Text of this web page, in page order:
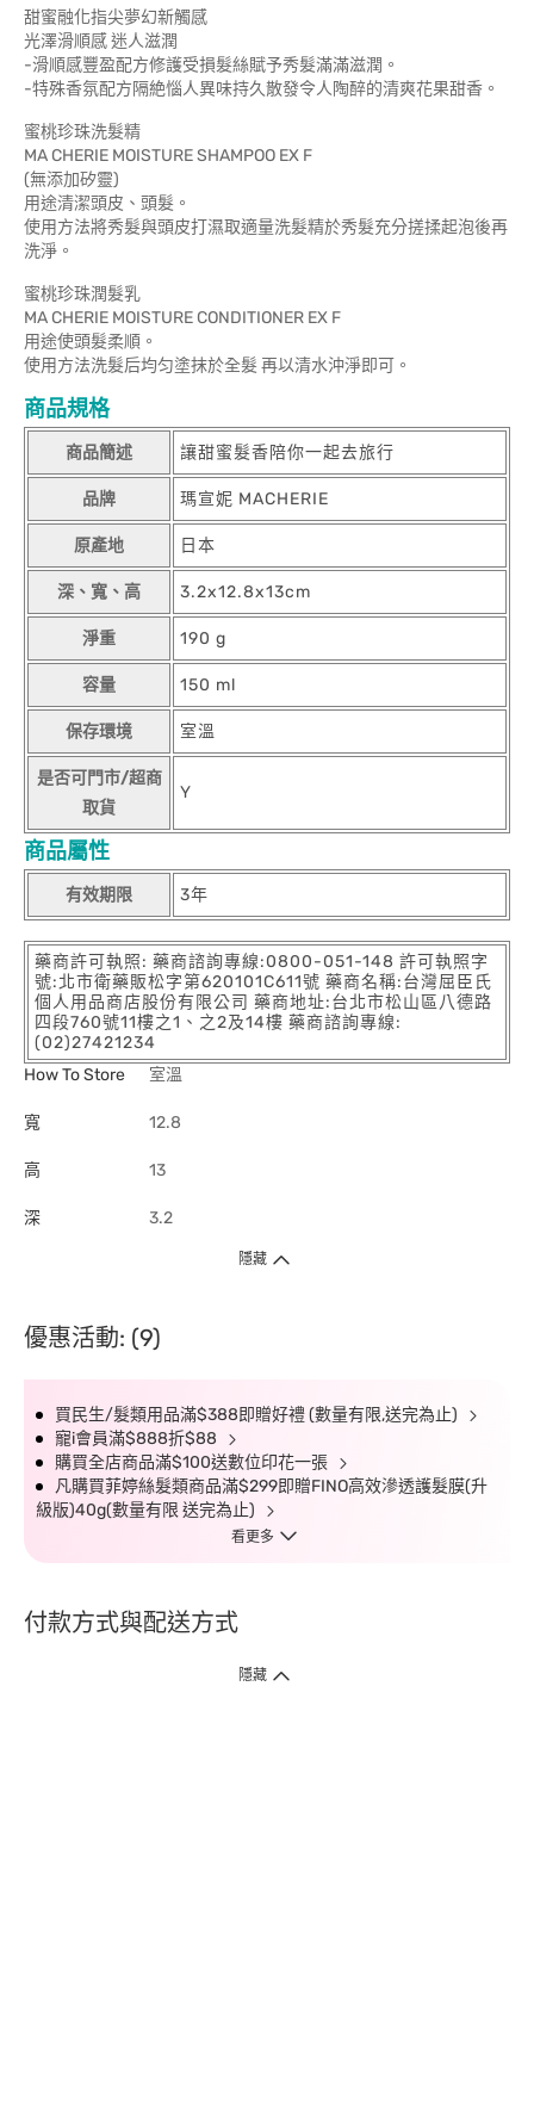
甜蜜融化指尖夢幻新觸感
光澤滑順感 迷人滋潤
-滑順感豐盈配方修護受損髮絲賦予秀髮滿滿滋潤。
-特殊香氛配方隔絶惱人異味持久散發令人陶醉的清爽花果甜香。
蜜桃珍珠洗髮精
MA CHERIE MOISTURE SHAMPOO EX F
(無添加矽靈)
用途清潔頭皮、頭髮。
使用方法將秀髮與頭皮打濕取適量洗髮精於秀髮充分搓揉起泡後再
洗淨。
蜜桃珍珠潤髮乳
MA CHERIE MOISTURE CONDITIONER EX F
用途使頭髮柔順。
使用方法洗髮后均匀塗抹於全髮 再以清水沖淨即可。
商品規格
商品簡述 讓甜蜜髮香陪你一起去旅行
品牌 瑪宣妮 MACHERIE
原產地 日本
深、寬、高 3.2x12.8x13cm
淨重 190 g
容量 150 ml
保存環境 室溫
是否可門市/超商
取貨
Y
商品屬性
有效期限 3年
藥商許可執照: 藥商諮詢專線:0800-051-148 許可執照字
號:北市衛藥販松字第620101C611號 藥商名稱:台灣屈臣氏
個人用品商店股份有限公司 藥商地址:台北市松山區八德路
四段760號11樓之1、之2及14樓 藥商諮詢專線:
(02)27421234
How To Store
室溫
寬 12.8
高 13
深 3.2
隱藏
優惠活動: (9)
買民生/髮類用品滿$388即贈好禮 (數量有限,送完為止)
寵i會員滿$888折$88
購買全店商品滿$100送數位印花一張
凡購買菲婷絲髮類商品滿$299即贈FINO高效滲透護髮膜(升
級版)40g(數量有限 送完為止)
看更多
付款方式與配送方式
隱藏